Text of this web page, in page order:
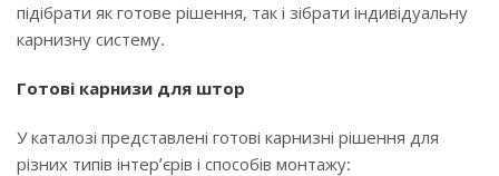
підібрати як готове рішення, так і зібрати індивідуальну
карнизну систему.
Готові карнизи для штор
У каталозі представлені готові карнизні рішення для
різних типів інтер’єрів і способів монтажу: